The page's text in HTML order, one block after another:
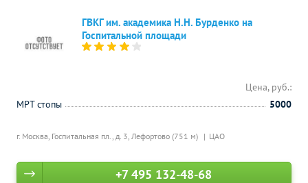
ГВКГ им. академика Н.Н. Бурденко на
Госпитальной площади
г. Москва, Госпитальная пл., д. 3, Лефортово (751 м) ЦАО
Цена, руб.:
МРТ стопы
5000
+7 495 132-48-68